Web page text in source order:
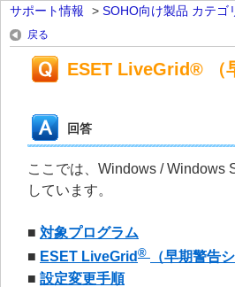
サポート情報 > SOHO向け製品 カテゴ
戻る
ESET LiveGrid® （
回答
ここでは、Windows / Windows
しています。
■ 対象プログラム
■ ESET LiveGrid ®
（早期警告
■ 設定変更手順